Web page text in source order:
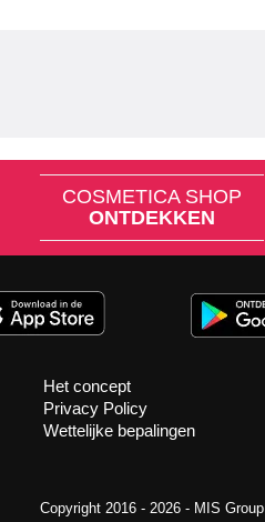
COSMETICA SHOP
ONTDEKKEN
Het concept
Privacy Policy
Wettelijke bepalingen
Copyright 2016 - 2026 - MIS Group